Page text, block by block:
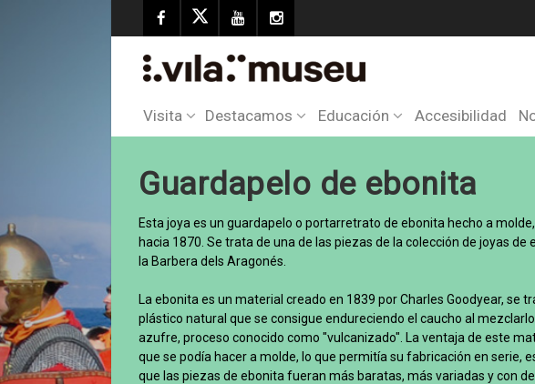
Visita Destacamos Educación Accesibilidad
Guardapelo de ebonita
Esta joya es un guardapelo o portarretrato de ebonita hecho a
hacia 1870. Se trata de una de las piezas de la colección de joyas de
la Barbera dels Aragonés.
La ebonita es un material creado en 1839 por Charles Goodyear, se
plástico natural que se consigue endureciendo el caucho al
azufre, proceso conocido como "vulcanizado". La ventaja de este
que se podía hacer a molde, lo que permitía su fabricación en serie,
que las piezas de ebonita fueran más baratas, más variadas y con